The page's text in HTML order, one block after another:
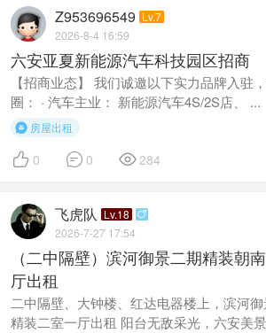
Z953696549 Lv.7
2026-8-4 16:59
六安亚夏新能源汽车科技园区招商
【招商业态】 我们诚邀以下实力品牌入驻
圈： · 汽车主业： 新能源汽车4S/2S店、 ...
 房屋出租
 0  0 284
飞虎队 Lv.18 
2026-7-27 17:54
（二中隔壁）滨河御景二期精装朝
厅出租
二中隔壁、大钟楼、红达电器楼上，滨河御
精装二室一厅出租 阳台无敌采光，六安美